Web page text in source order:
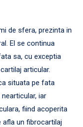
de sfera, prezinta in
El se continua
sa, cu exceptia
articular.
situata pe fata
iar
fiind acoperita
afla un fibrocartilaj